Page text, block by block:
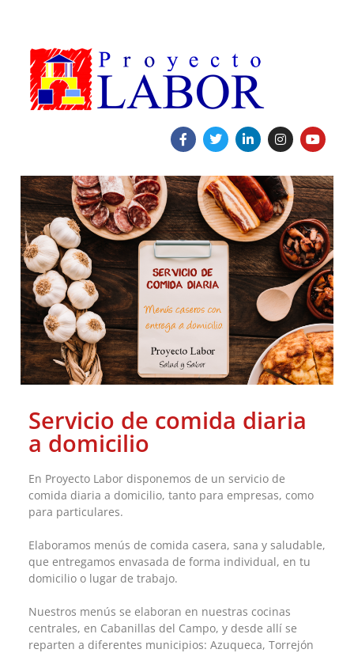
Servicio de comida diaria
a domicilio
En Proyecto Labor disponemos de un servicio de
comida diaria a domicilio, tanto para empresas, como
para particulares.
Elaboramos menús de comida casera, sana y saludable,
que entregamos envasada de forma individual, en tu
domicilio o lugar de trabajo.
Nuestros menús se elaboran en nuestras cocinas
centrales, en Cabanillas del Campo, y desde allí se
reparten a diferentes municipios: Azuqueca, Torrejón